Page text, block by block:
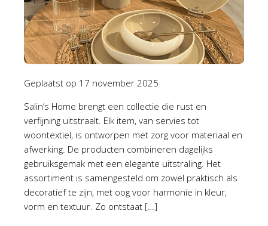
Geplaatst op 17 november 2025
Salin’s Home brengt een collectie die rust en
verfijning uitstraalt. Elk item, van servies tot
woontextiel, is ontworpen met zorg voor materiaal en
afwerking. De producten combineren dagelijks
gebruiksgemak met een elegante uitstraling. Het
assortiment is samengesteld om zowel praktisch als
decoratief te zijn, met oog voor harmonie in kleur,
vorm en textuur. Zo ontstaat […]